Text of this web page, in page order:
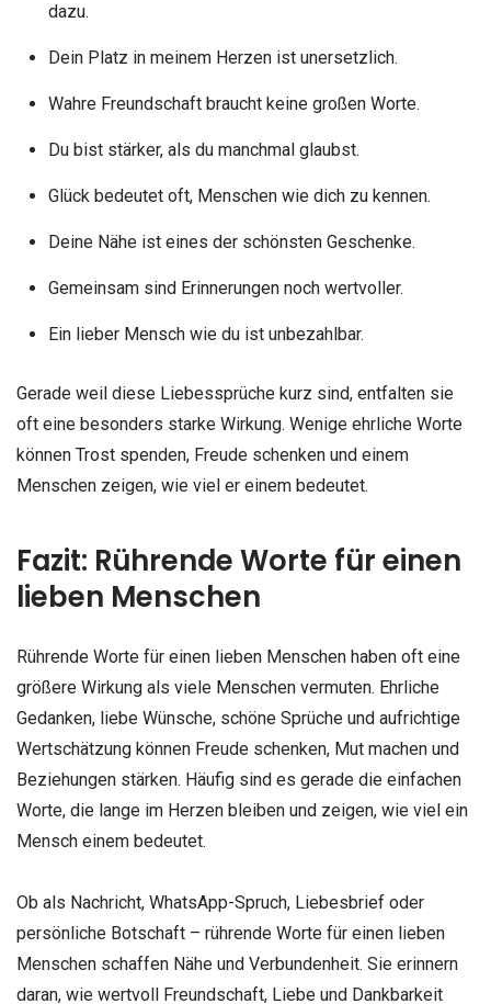
dazu.
Dein Platz in meinem Herzen ist unersetzlich.
Wahre Freundschaft braucht keine großen Worte.
Du bist stärker, als du manchmal glaubst.
Glück bedeutet oft, Menschen wie dich zu kennen.
Deine Nähe ist eines der schönsten Geschenke.
Gemeinsam sind Erinnerungen noch wertvoller.
Ein lieber Mensch wie du ist unbezahlbar.
Gerade weil diese Liebessprüche kurz sind, entfalten sie
oft eine besonders starke Wirkung. Wenige ehrliche Worte
können Trost spenden, Freude schenken und einem
Menschen zeigen, wie viel er einem bedeutet.
Fazit: Rührende Worte für einen
lieben Menschen
Rührende Worte für einen lieben Menschen haben oft eine
größere Wirkung als viele Menschen vermuten. Ehrliche
Gedanken, liebe Wünsche, schöne Sprüche und aufrichtige
Wertschätzung können Freude schenken, Mut machen und
Beziehungen stärken. Häufig sind es gerade die einfachen
Worte, die lange im Herzen bleiben und zeigen, wie viel ein
Mensch einem bedeutet.
Ob als Nachricht, WhatsApp-Spruch, Liebesbrief oder
persönliche Botschaft – rührende Worte für einen lieben
Menschen schaffen Nähe und Verbundenheit. Sie erinnern
daran, wie wertvoll Freundschaft, Liebe und Dankbarkeit